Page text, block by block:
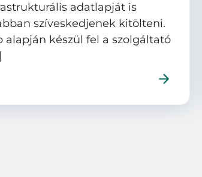
adatlapját is
szíveskedjenek kitölteni.
készül fel a szolgáltató